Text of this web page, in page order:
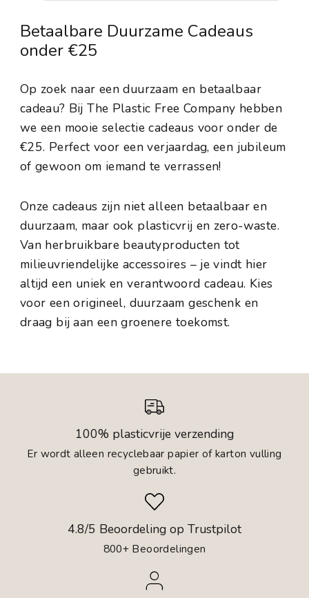
Betaalbare Duurzame Cadeaus
onder €25
Op zoek naar een duurzaam en betaalbaar
cadeau? Bij The Plastic Free Company hebben
we een mooie selectie cadeaus voor onder de
€25. Perfect voor een verjaardag, een jubileum
of gewoon om iemand te verrassen!
Onze cadeaus zijn niet alleen betaalbaar en
duurzaam, maar ook plasticvrij en zero-waste.
Van herbruikbare beautyproducten tot
milieuvriendelijke accessoires – je vindt hier
altijd een uniek en verantwoord cadeau. Kies
voor een origineel, duurzaam geschenk en
draag bij aan een groenere toekomst.
100% plasticvrije verzending
Er wordt alleen recyclebaar papier of karton vulling
gebruikt.
4.8/5 Beoordeling op Trustpilot
800+ Beoordelingen